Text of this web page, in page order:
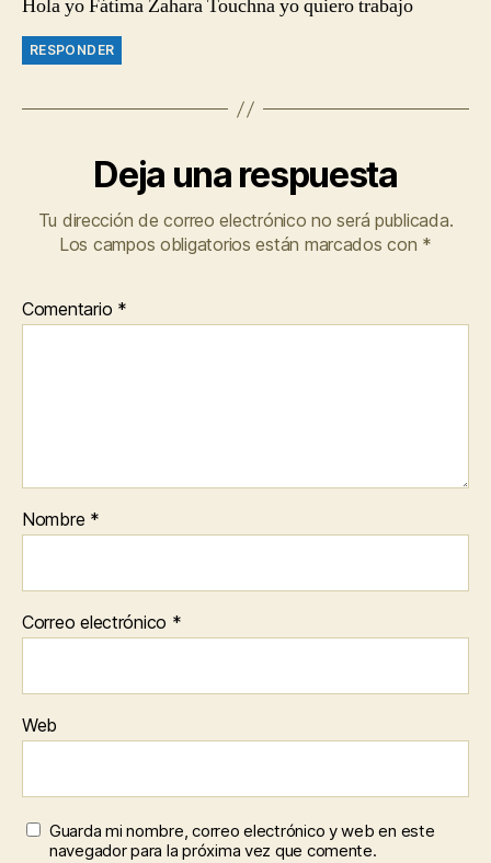
Hola yo Fátima Zahara Touchna yo quiero trabajo
RESPONDER
Deja una respuesta
Tu dirección de correo electrónico no será publicada.
Los campos obligatorios están marcados con *
Comentario *
Nombre *
Correo electrónico *
Web
Guarda mi nombre, correo electrónico y web en este
navegador para la próxima vez que comente.